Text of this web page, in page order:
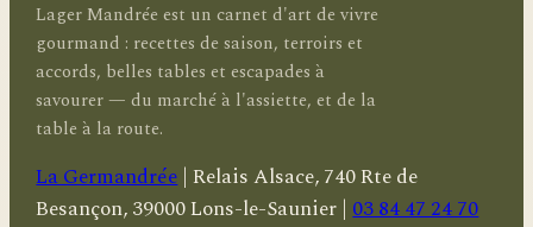
Lager Mandrée est un carnet d'art de vivre
gourmand : recettes de saison, terroirs et
accords, belles tables et escapades à
savourer — du marché à l'assiette, et de la
table à la route.
La Germandrée| Relais Alsace, 740 Rte de
Besançon, 39000 Lons-le-Saunier |03 84 47 24 70